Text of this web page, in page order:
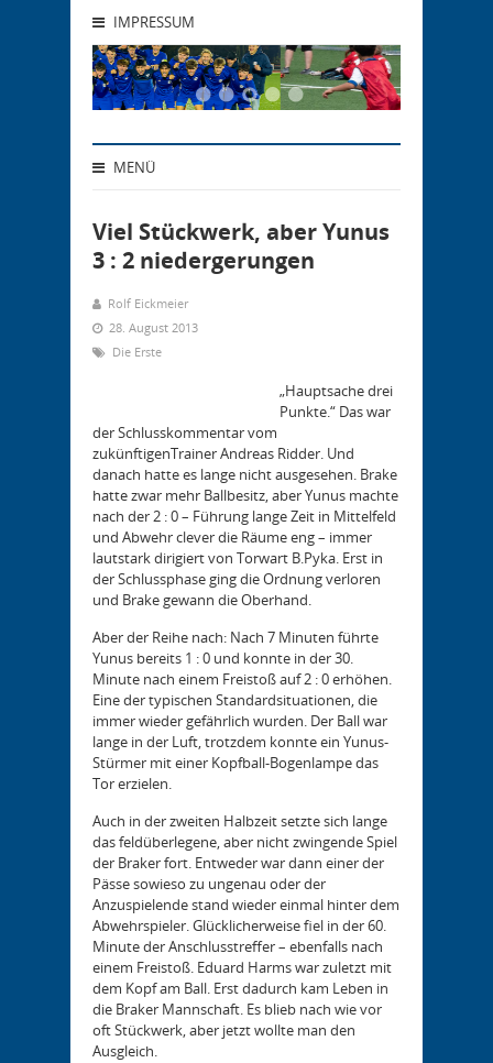
IMPRESSUM
MENÜ
Viel Stückwerk, aber Yunus
3 : 2 niedergerungen
Rolf Eickmeier
28. August 2013
Die Erste
„Hauptsache drei
Punkte.“ Das war
der Schlusskommentar vom
zukünftigenTrainer Andreas Ridder. Und
danach hatte es lange nicht ausgesehen. Brake
hatte zwar mehr Ballbesitz, aber Yunus machte
nach der 2 : 0 – Führung lange Zeit in Mittelfeld
und Abwehr clever die Räume eng – immer
lautstark dirigiert von Torwart B.Pyka. Erst in
der Schlussphase ging die Ordnung verloren
und Brake gewann die Oberhand.
Aber der Reihe nach: Nach 7 Minuten führte
Yunus bereits 1 : 0 und konnte in der 30.
Minute nach einem Freistoß auf 2 : 0 erhöhen.
Eine der typischen Standardsituationen, die
immer wieder gefährlich wurden. Der Ball war
lange in der Luft, trotzdem konnte ein Yunus-
Stürmer mit einer Kopfball-Bogenlampe das
Tor erzielen.
Auch in der zweiten Halbzeit setzte sich lange
das feldüberlegene, aber nicht zwingende Spiel
der Braker fort. Entweder war dann einer der
Pässe sowieso zu ungenau oder der
Anzuspielende stand wieder einmal hinter dem
Abwehrspieler. Glücklicherweise fiel in der 60.
Minute der Anschlusstreffer – ebenfalls nach
einem Freistoß. Eduard Harms war zuletzt mit
dem Kopf am Ball. Erst dadurch kam Leben in
die Braker Mannschaft. Es blieb nach wie vor
oft Stückwerk, aber jetzt wollte man den
Ausgleich.